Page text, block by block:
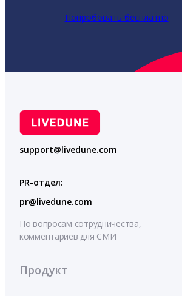
Попробовать бесплатно
support@livedune.com
PR-отдел:
pr@livedune.com
По вопросам сотрудничества,
комментариев для СМИ
Продукт